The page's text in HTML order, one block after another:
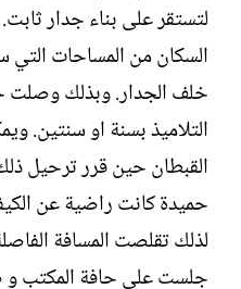
لتستقر على بناء جدار
السكان من المساحات التي
خلف الجدار. وبذلك وصلت
التلاميذ بسنة او سنتين.
القبطان حين قرر ترحيل ذلك
حميدة كانت راضية عن
لذلك تقلصت المسافة
جلست على حافة المكتب